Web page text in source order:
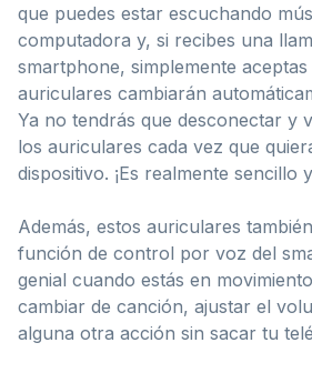
que puedes estar escuchando
computadora y, si recibes una
smartphone, simplemente
auriculares cambiarán
Ya no tendrás que desconectar y
los auriculares cada vez que
dispositivo. ¡Es realmente sencillo
Además, estos auriculares
función de control por voz del
genial cuando estás en
cambiar de canción, ajustar el
alguna otra acción sin sacar tu